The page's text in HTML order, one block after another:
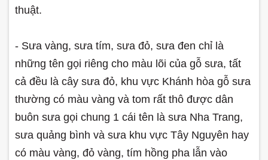
thuật.
- Sưa vàng, sưa tím, sưa đỏ, sưa đen chỉ là
những tên gọi riêng cho màu lõi của gỗ sưa, tất
cả đều là cây sưa đỏ, khu vực Khánh hòa gỗ sưa
thường có màu vàng và tom rất thô được dân
buôn sưa gọi chung 1 cái tên là sưa Nha Trang,
sưa quảng bình và sưa khu vực Tây Nguyên hay
có màu vàng, đỏ vàng, tím hồng pha lẫn vào